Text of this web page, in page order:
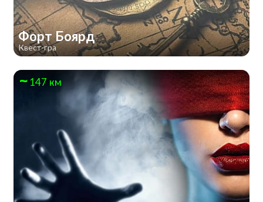
Форт Боярд
Квест-гра
147 км